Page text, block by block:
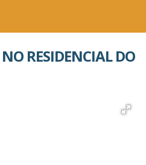
RESIDENCIAL DO